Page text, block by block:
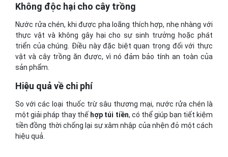
Không độc hại cho cây trồng
Nước rửa chén, khi được pha loãng thích hợp, nhẹ nhàng với
thực vật và không gây hại cho sự sinh trưởng hoặc phát
triển của chúng. Điều này đặc biệt quan trọng đối với thực
vật và cây trồng ăn được, vì nó đảm bảo tính an toàn của
sản phẩm.
Hiệu quả về chi phí
So với các loại thuốc trừ sâu thương mại, nước rửa chén là
một giải pháp thay thế hợp túi tiền, có thể giúp bạn tiết kiệm
tiền đồng thời chống lại sự xâm nhập của nhện đỏ một cách
hiệu quả.